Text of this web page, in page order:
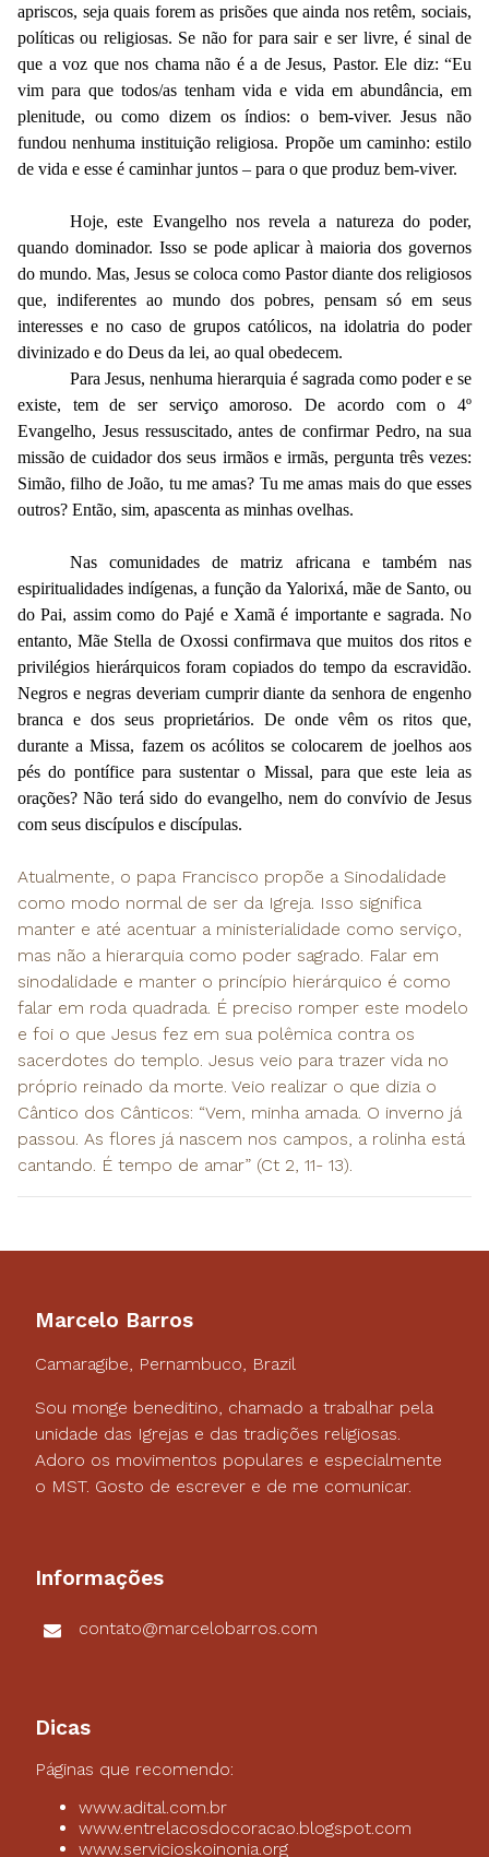
apriscos, seja quais forem as prisões que ainda nos retêm, sociais,
políticas ou religiosas. Se não for para sair e ser livre, é sinal de
que a voz que nos chama não é a de Jesus, Pastor. Ele diz: “Eu
vim para que todos/as tenham vida e vida em abundância, em
plenitude, ou como dizem os índios: o bem-viver. Jesus não
fundou nenhuma instituição religiosa. Propõe um caminho: estilo
de vida e esse é caminhar juntos – para o que produz bem-viver.
Hoje, este Evangelho nos revela a natureza do poder,
quando dominador. Isso se pode aplicar à maioria dos governos
do mundo. Mas, Jesus se coloca como Pastor diante dos religiosos
que, indiferentes ao mundo dos pobres, pensam só em seus
interesses e no caso de grupos católicos, na idolatria do poder
divinizado e do Deus da lei, ao qual obedecem.
Para Jesus, nenhuma hierarquia é sagrada como poder e se
existe, tem de ser serviço amoroso. De acordo com o 4º
Evangelho, Jesus ressuscitado, antes de confirmar Pedro, na sua
missão de cuidador dos seus irmãos e irmãs, pergunta três vezes:
Simão, filho de João, tu me amas? Tu me amas mais do que esses
outros? Então, sim, apascenta as minhas ovelhas.
Nas comunidades de matriz africana e também nas
espiritualidades indígenas, a função da Yalorixá, mãe de Santo, ou
do Pai, assim como do Pajé e Xamã é importante e sagrada. No
entanto, Mãe Stella de Oxossi confirmava que muitos dos ritos e
privilégios hierárquicos foram copiados do tempo da escravidão.
Negros e negras deveriam cumprir diante da senhora de engenho
branca e dos seus proprietários. De onde vêm os ritos que,
durante a Missa, fazem os acólitos se colocarem de joelhos aos
pés do pontífice para sustentar o Missal, para que este leia as
orações? Não terá sido do evangelho, nem do convívio de Jesus
com seus discípulos e discípulas.
Atualmente, o papa Francisco propõe a Sinodalidade
como modo normal de ser da Igreja. Isso significa
manter e até acentuar a ministerialidade como serviço,
mas não a hierarquia como poder sagrado. Falar em
sinodalidade e manter o princípio hierárquico é como
falar em roda quadrada. É preciso romper este modelo
e foi o que Jesus fez em sua polêmica contra os
sacerdotes do templo. Jesus veio para trazer vida no
próprio reinado da morte. Veio realizar o que dizia o
Cântico dos Cânticos: “Vem, minha amada. O inverno já
passou. As flores já nascem nos campos, a rolinha está
cantando. É tempo de amar” (Ct 2, 11- 13).
Marcelo Barros
Camaragibe, Pernambuco, Brazil
Sou monge beneditino, chamado a trabalhar pela
unidade das Igrejas e das tradições religiosas.
Adoro os movimentos populares e especialmente
o MST. Gosto de escrever e de me comunicar.
Informações
contato@marcelobarros.com
Dicas
Páginas que recomendo:
www.adital.com.br
www.entrelacosdocoracao.blogspot.com
www.servicioskoinonia.org